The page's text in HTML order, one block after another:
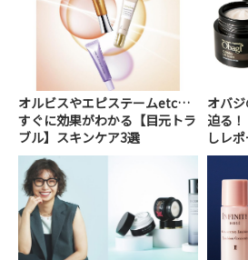
オルビスやエピステームetc…
すぐに効果がわかる【目元トラ
ブル】スキンケア3選
オバ
迫る
しレ